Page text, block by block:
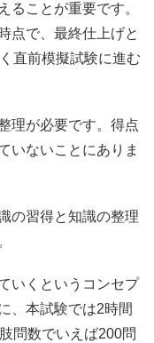
ることが重要です。
点で、最終仕上げと
直前模擬試験に進む
理が必要です。得点
いないことにありま
の習得と知識の整理
いくというコンセプ
、本試験では2時間
問数でいえば200問